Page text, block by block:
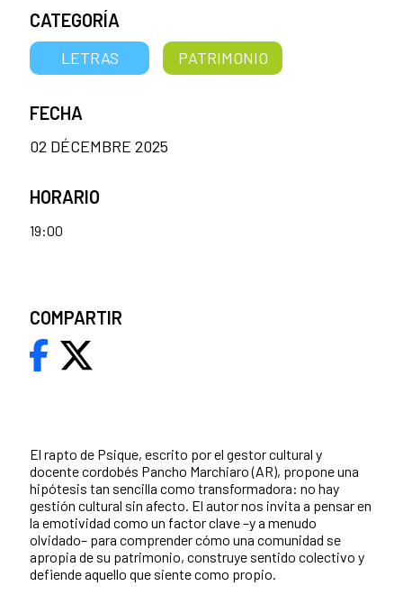
El rapto de Psique, escrito por el gestor cultural y
docente cordobés Pancho Marchiaro (AR), propone una
hipótesis tan sencilla como transformadora: no hay
gestión cultural sin afecto. El autor nos invita a pensar en
la emotividad como un factor clave –y a menudo
olvidado– para comprender cómo una comunidad se
apropia de su patrimonio, construye sentido colectivo y
defiende aquello que siente como propio.
CATEGORÍA
LETRAS PATRIMONIO
FECHA
02 DÉCEMBRE 2025
HORARIO
19:00
COMPARTIR